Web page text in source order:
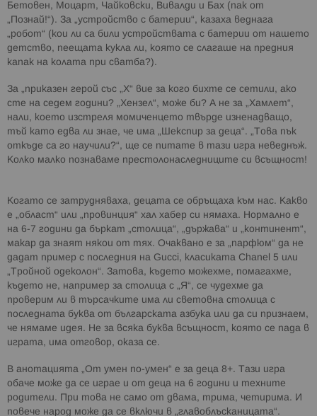
Бетовен, Моцарт, Чайковски, Вивалди и Бах (пак от
„Познай!“). За „устройство с батерии“, казаха веднага
„робот“ (кои ли са били устройствата с батерии от нашето
детство, пеещата кукла ли, която се слагаше на предния
капак на колата при сватба?).
За „приказен герой със „Х“ вие за кого бихте се сетили, ако
сте на седем години? „Хензел“, може би? А не за „Хамлет“,
нали, което изстреля момиченцето твърде изненадващо,
тъй като едва ли знае, че има „Шекспир за деца“. „Това пък
откъде са го научили?“, ще се питате в тази игра неведнъж.
Колко малко познаваме престолонаследниците си всъщност!
Когато се затрудняваха, децата се обръщаха към нас. Какво
е „област“ или „провинция“ хал хабер си нямаха. Нормално е
на 6-7 години да бъркат „столица“, „държава“ и „континент“,
макар да знаят някои от тях. Очаквано е за „парфюм“ да не
дадат пример с последния на Gucci, класиката Chanel 5 или
„Тройной одеколон“. Затова, където можехме, помагахме,
където не, например за столица с „Я“, се чудехме да
проверим ли в търсачките има ли световна столица с
последната буква от българската азбука или да си признаем,
че нямаме идея. Не за всяка буква всъщност, която се пада в
играта, има отговор, оказа се.
В анотацията „От умен по-умен“ е за деца 8+. Тази игра
обаче може да се играе и от деца на 6 години и техните
родители. При това не само от двама, трима, четирима. И
повече народ може да се включи в „главоблъсканицата“.